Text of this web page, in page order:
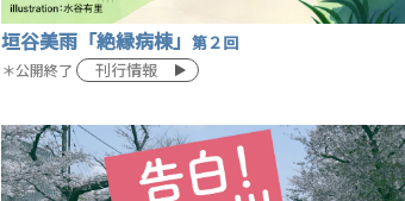
垣谷美雨「絶縁病棟」 第２回
＊公開終了 刊行情報